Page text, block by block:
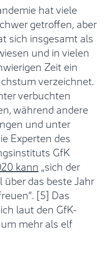
hat viele
getroffen, aber
sich insgesamt als
und in vielen
Zeit ein
verzeichnet.
verbuchten
während andere
und unter
Experten des
GfK
kann „sich der
das beste Jahr
[5] Das
laut den GfK-
mehr als elf